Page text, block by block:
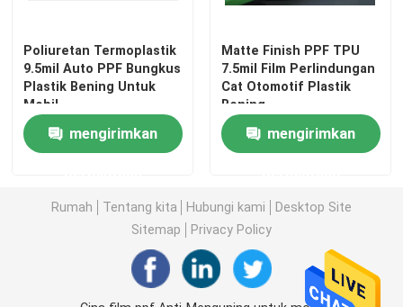
Poliuretan Termoplastik
9.5mil Auto PPF Bungkus
Plastik Bening Untuk
Mobil
mengirimkan
Matte Finish PPF TPU
7.5mil Film Perlindungan
Cat Otomotif Plastik
Bening
mengirimkan
Rumah Tentang kita Hubungi kami
Desktop Site
Sitemap
Privacy Policy